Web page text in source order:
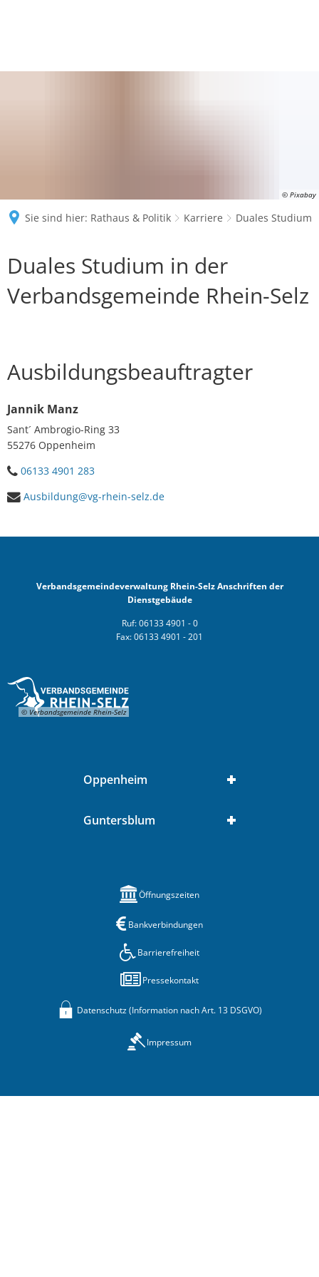
© Pixabay
Sie sind hier: Rathaus & Politik Karriere Duales Studium
Duales
Studium
Duales Studium in der
Verbandsgemeinde Rhein-Selz
Ausbildungsbeauftragter
Jannik Manz
Sant´ Ambrogio-Ring 33
55276 Oppenheim
06133 4901 283
Ausbildung@vg-rhein-selz.de
Verbandsgemeindeverwaltung Rhein-Selz Anschriften der
Dienstgebäude
Ruf: 06133 4901 - 0
Fax: 06133 4901 - 201
© Verbandsgemeinde Rhein-Selz
Oppenheim
Guntersblum
Öffnungszeiten
Bankverbindungen
Barrierefreiheit
Pressekontakt
Datenschutz (Information nach Art. 13 DSGVO)
Impressum